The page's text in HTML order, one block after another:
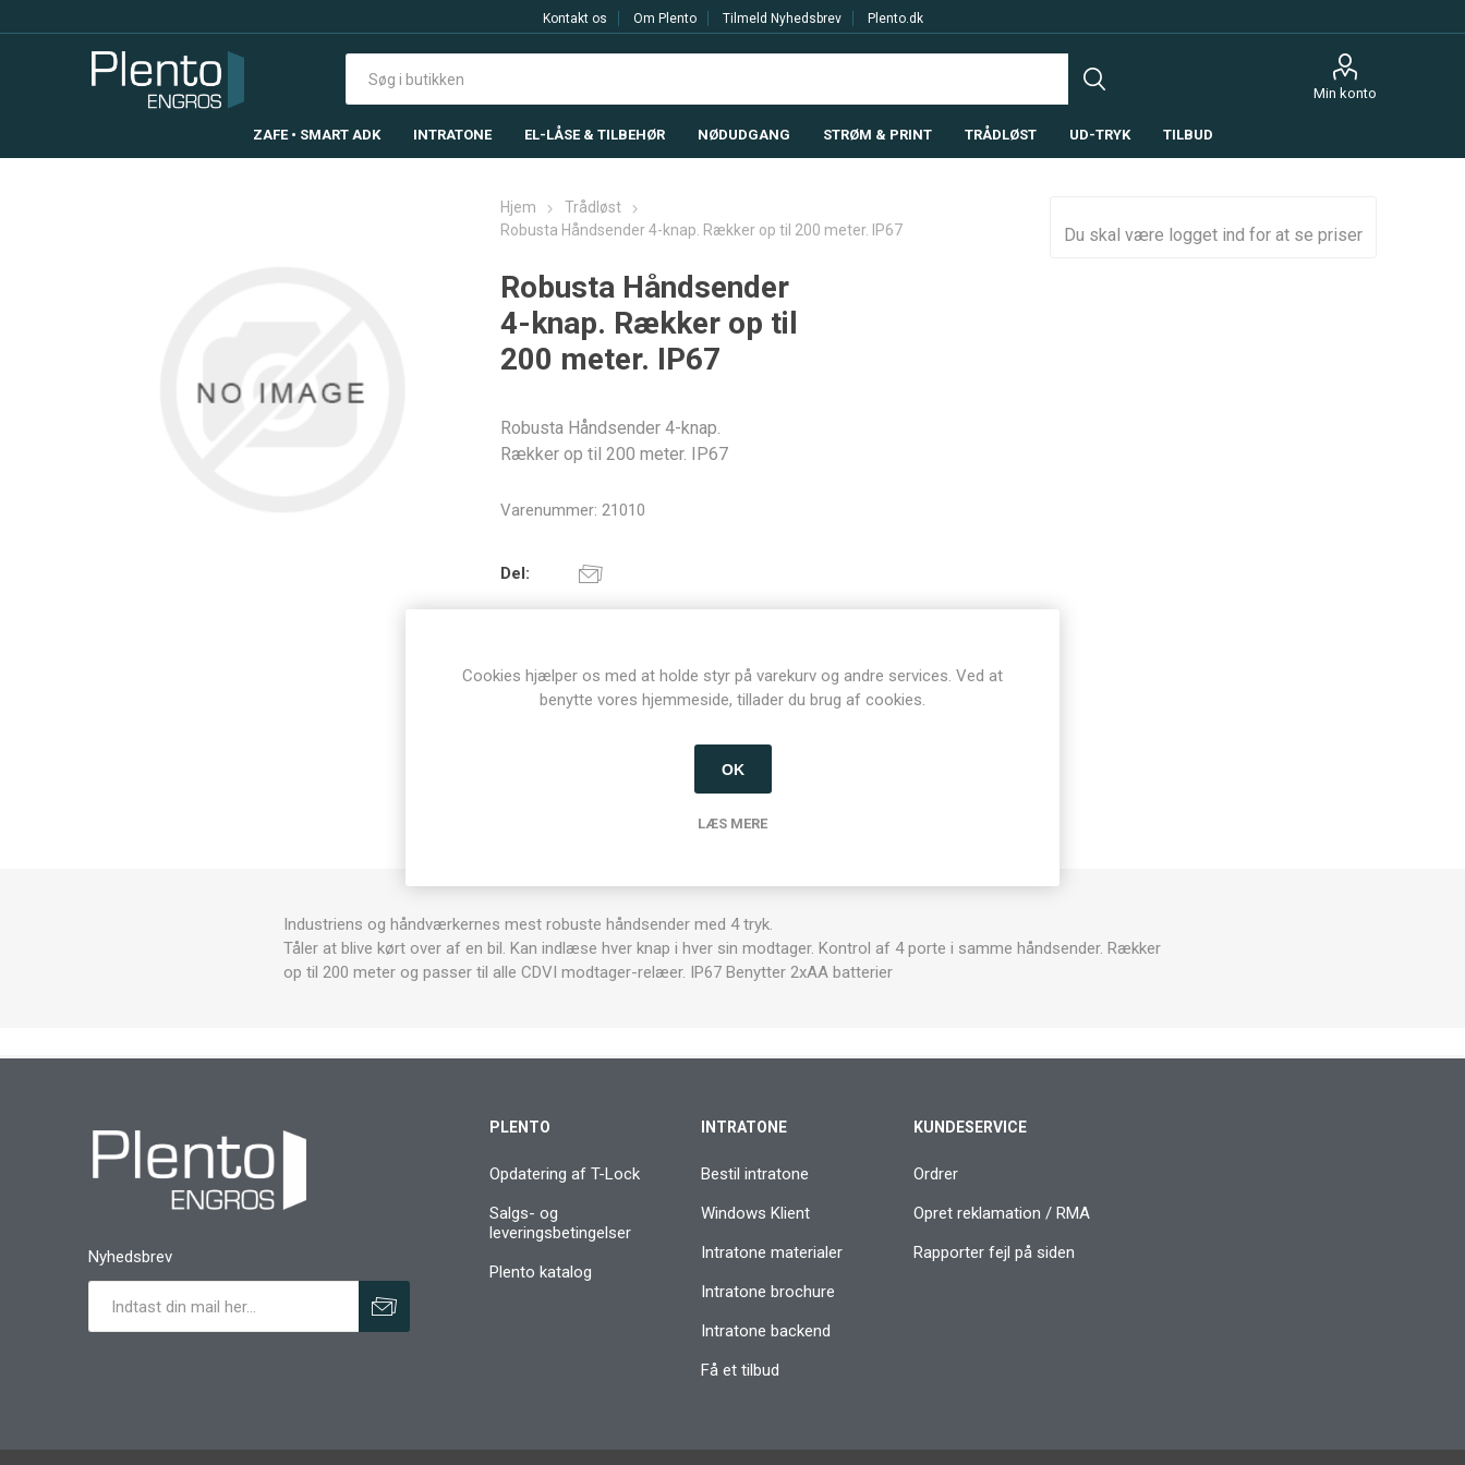
Kontakt os Om Plento Tilmeld Nyhedsbrev Plento.dk
Min konto
ZAFE • SMART ADK INTRATONE EL-LÅSE & TILBEHØR NØDUDGANG STRØM & PRINT TRÅDLØST UD-TRYK TILBUD
Hjem
Trådløst
Robusta Håndsender 4-knap. Rækker op til 200 meter. IP67
Robusta Håndsender
4-knap. Rækker op til
200 meter. IP67
Robusta Håndsender 4-knap.
Rækker op til 200 meter. IP67
Varenummer: 21010
Del:
Du skal være logget ind for at se priser
Industriens og håndværkernes mest robuste håndsender med 4 tryk.
Tåler at blive kørt over af en bil. Kan indlæse hver knap i hver sin modtager. Kontrol af 4 porte i samme håndsender. Rækker
op til 200 meter og passer til alle CDVI modtager-relæer. IP67 Benytter 2xAA batterier
Nyhedsbrev
PLENTO
Opdatering af T-Lock
Salgs- og
leveringsbetingelser
Plento katalog
INTRATONE
Bestil intratone
Windows Klient
Intratone materialer
Intratone brochure
Intratone backend
Få et tilbud
KUNDESERVICE
Ordrer
Opret reklamation / RMA
Rapporter fejl på siden
Cookies hjælper os med at holde styr på varekurv og andre services. Ved at
benytte vores hjemmeside, tillader du brug af cookies.
OK
LÆS MERE